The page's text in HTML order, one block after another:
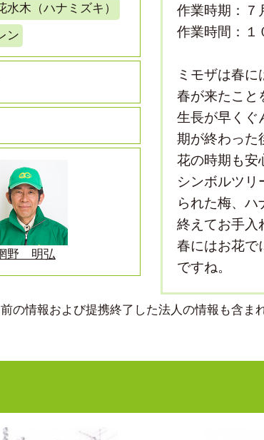
水木（ハナミズキ）
ン
野 明弘
作業時期：７
作業時間：１
ミモザは春に
春が来たこと
生長が早くぐ
期が終わった
花の時期も安
シンボルツリ
られた梅、ハ
終えてお手入
春にはお花で
ですね。
の情報および提携終了した法人の情報も含ま